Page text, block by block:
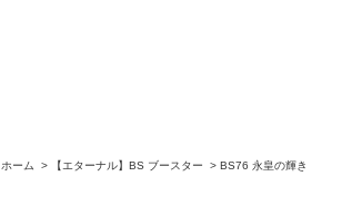
ホーム > 【エターナル】BS ブースター > BS76 永皇の輝き